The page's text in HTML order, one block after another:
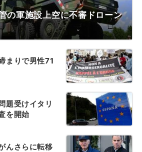
の軍施設上空に不審ドローン
まりで男性71
題受けイタリ
を開始
んさらに転移